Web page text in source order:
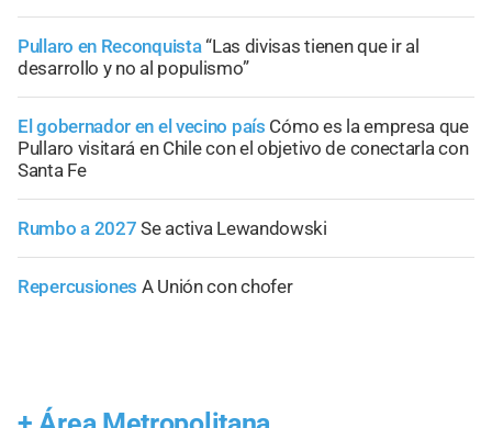
Pullaro en Reconquista“Las divisas tienen que ir al
desarrollo y no al populismo”
El gobernador en el vecino país Cómo es la empresa que
Pullaro visitará en Chile con el objetivo de conectarla con
Santa Fe
Rumbo a 2027 Se activa Lewandowski
Repercusiones A Unión con chofer